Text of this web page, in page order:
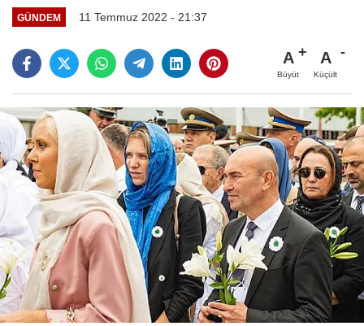
GÜNDEM 11 Temmuz 2022 - 21:37
A
Büyüt
A
Küçült